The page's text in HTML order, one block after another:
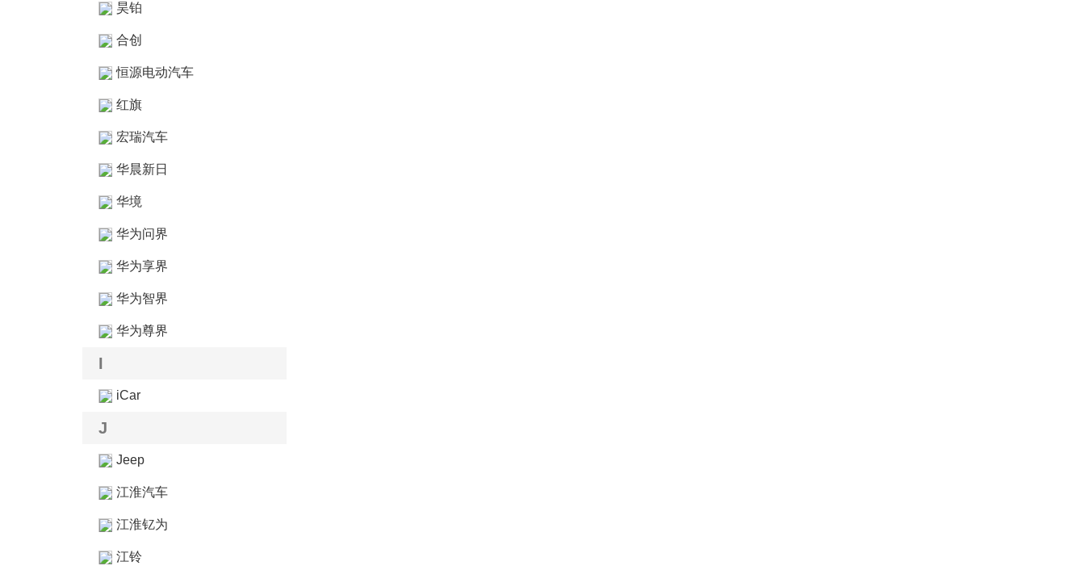
昊铂
合创
恒源电动汽车
红旗
宏瑞汽车
华晨新日
华境
华为问界
华为享界
华为智界
华为尊界
I
iCar
J
Jeep
江淮汽车
江淮钇为
江铃